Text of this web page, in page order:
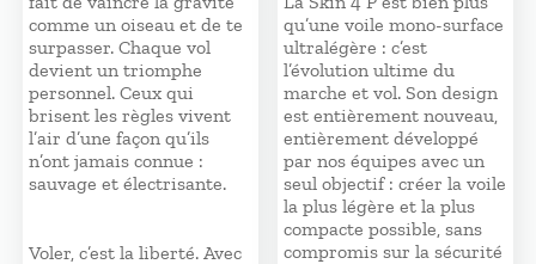
comme un oiseau et de te
surpasser. Chaque vol
devient un triomphe
personnel. Ceux qui
brisent les règles vivent
l’air d’une façon qu’ils
n’ont jamais connue :
sauvage et électrisante.
Voler, c’est la liberté. Avec
qu’une voile mono-surface
ultralégère : c’est
l’évolution ultime du
marche et vol. Son design
est entièrement nouveau,
entièrement développé
par nos équipes avec un
seul objectif : créer la voile
la plus légère et la plus
compacte possible, sans
compromis sur la sécurité